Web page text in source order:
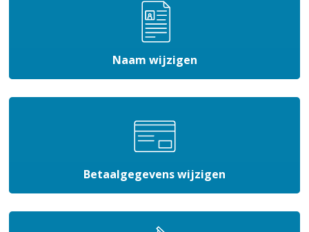
Naam wijzigen
Betaalgegevens wijzigen